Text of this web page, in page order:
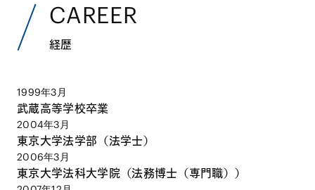
CAREER
経歴
1999年3月
武蔵高等学校卒業
2004年3月
東京大学法学部（法学士）
2006年3月
東京大学法科大学院（法務博士（専門職））